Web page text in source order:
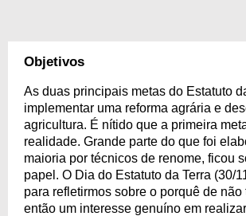
Objetivos
As duas principais metas do Estatuto
implementar uma reforma agrária e
agricultura. É nítido que a primeira
realidade. Grande parte do que foi
maioria por técnicos de renome, ficou
papel. O Dia do Estatuto da Terra (30/
para refletirmos sobre o porquê de não
então um interesse genuíno em